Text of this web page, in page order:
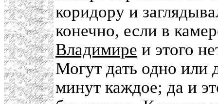
коридору и
конечно, если в
Владимире и этого
Могут дать одно или
минут каждое; да и